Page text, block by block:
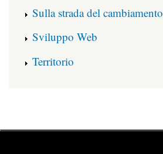
Sulla strada del cambiamento
Sviluppo Web
Territorio